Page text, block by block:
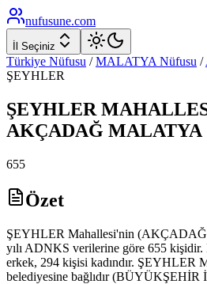
nufusune.com
İl Seçiniz
Türkiye Nüfusu / MALATYA Nüfusu /
ŞEYHLER
ŞEYHLER
AKÇADAĞ MALATYA
655
Özet
ŞEYHLER Mahallesi'nin
yılı ADNKS verilerine göre 655
erkek, 294 kişisi kadındır. ŞEYHLER
belediyesine bağlıdır (BÜYÜKŞEHİR